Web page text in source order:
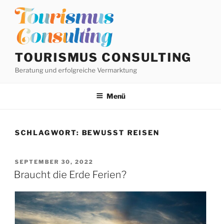
Inhalt
springen
TOURISMUS CONSULTING
Beratung und erfolgreiche Vermarktung
Menü
SCHLAGWORT: BEWUSST REISEN
VERÖFFENTLICHT
AM
SEPTEMBER 30, 2022
Braucht die Erde Ferien?